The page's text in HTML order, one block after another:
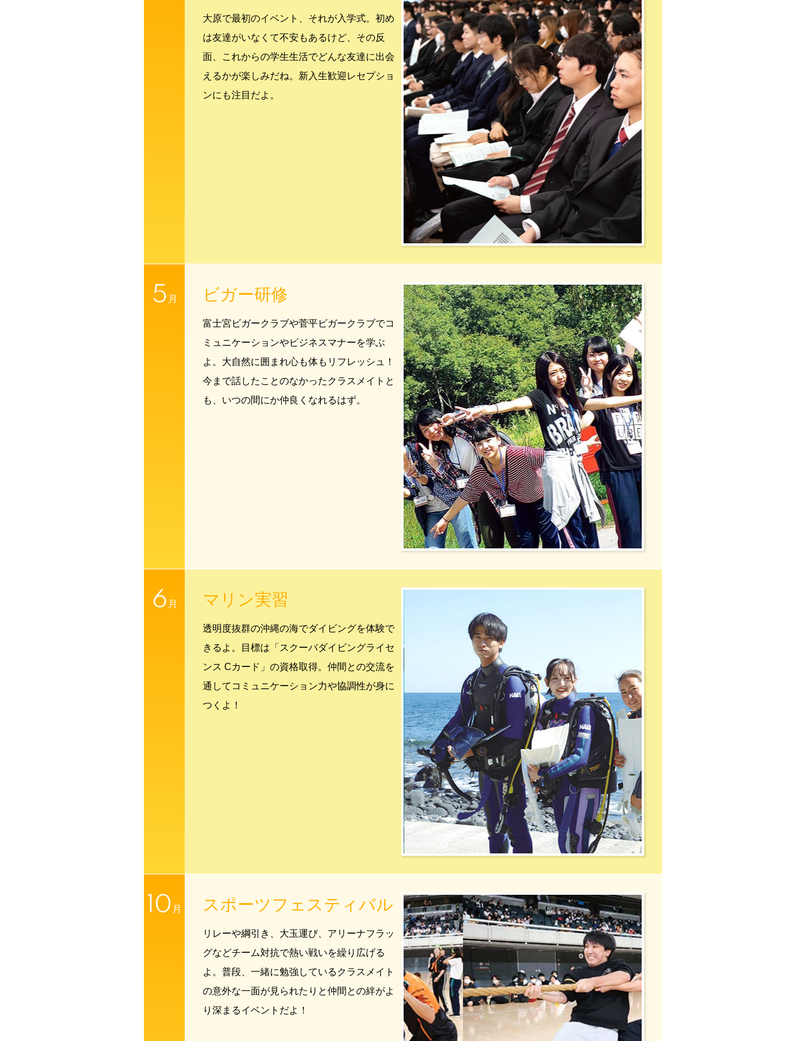
大原で最初のイベント、それが入学式。初め
は友達がいなくて不安もあるけど、その反
面、これからの学生生活でどんな友達に出会
えるかが楽しみだね。新入生歓迎レセプショ
ンにも注目だよ。
5 月 ビガー研修
富士宮ビガークラブや菅平ビガークラブでコ
ミュニケーションやビジネスマナーを学ぶ
よ。大自然に囲まれ心も体もリフレッシュ！
今まで話したことのなかったクラスメイトと
も、いつの間にか仲良くなれるはず。
6 月 マリン実習
透明度抜群の沖縄の海でダイビングを体験で
きるよ。目標は「スクーバダイビングライセ
ンス Cカード」の資格取得。仲間との交流を
通してコミュニケーション力や協調性が身に
つくよ！
10 月 スポーツフェスティバル
リレーや綱引き、大玉運び、アリーナフラッ
グなどチーム対抗で熱い戦いを繰り広げる
よ。普段、一緒に勉強しているクラスメイト
の意外な一面が見られたりと仲間との絆がよ
り深まるイベントだよ！